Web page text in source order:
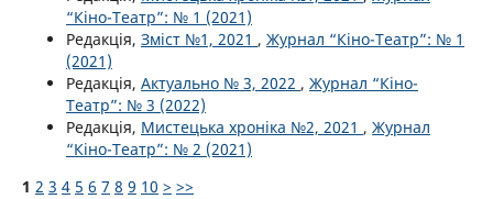
“Кіно-Театр”: № 1 (2021)
Редакція, Зміст №1, 2021 , Журнал “Кіно-Театр”: № 1
(2021)
Редакція, Актуально № 3, 2022 , Журнал “Кіно-
Театр”: № 3 (2022)
Редакція, Мистецька хроніка №2, 2021 , Журнал
“Кіно-Театр”: № 2 (2021)
1 2 3 4 5 6 7 8 9 10 > >>